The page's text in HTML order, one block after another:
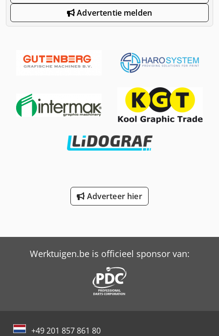
Advertentie melden
Adverteer hier
Werktuigen.be is officieel sponsor van:
+49 201 857 861 80